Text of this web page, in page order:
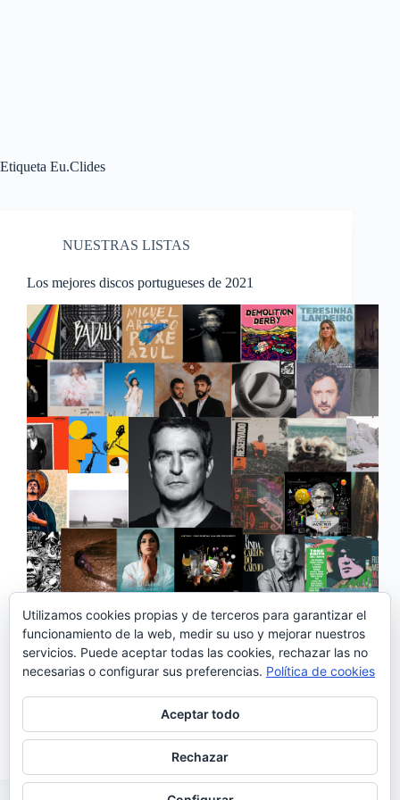
Etiqueta Eu.Clides
NUESTRAS LISTAS
Los mejores discos portugueses de 2021
Este año llegamos un poco más tarde de lo habitual
pero es que 2021 ha sido un año especialmente
prolífico en la música portuguesa ya que han visto la
luz muchos álbumes cuyo lanzamiento fue retrasado
por la pandemia y…
Noemí Sánchez
03/01/2022
Utilizamos cookies propias y de terceros para garantizar el
funcionamiento de la web, medir su uso y mejorar nuestros
servicios. Puede aceptar todas las cookies, rechazar las no
necesarias o configurar sus preferencias. Política de cookies
Aceptar todo
Rechazar